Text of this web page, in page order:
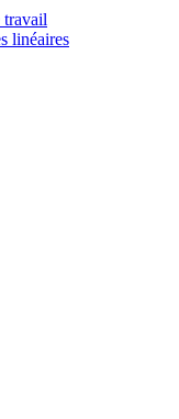
travail
linéaires